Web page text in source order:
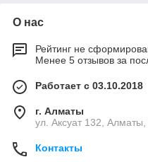
О нас
Рейтинг не
Менее 5 отзывов за
Работает с 03.10.2018
г. Алматы
ул. Аксуат 132, Алматы,
Контакты